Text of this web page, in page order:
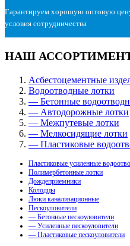
Гарантируем хорошую оптовую
условия сотрудничества
НАШ
Асбестоцементные
Водоотводные лотки
— Бетонные
— Автодорожные лотки
— Межпутевые лотки
— Мелкосидящие лотки
— Пластиковые
Пластиковые усиленные
Полимербетонные лотки
Дождеприемники
Колодцы
Люки канализационные
Пескоуловители
— Бетонные пескоуловители
— Усиленные пескоуловители
— Пластиковые пескоуловители